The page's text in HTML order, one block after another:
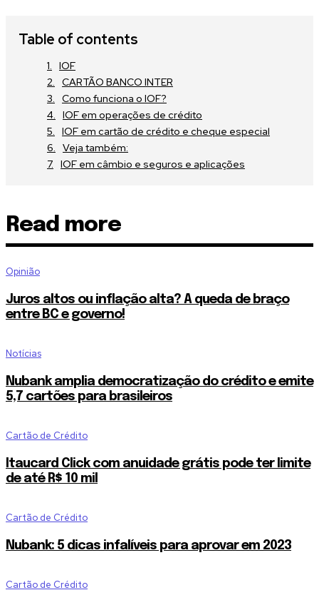
Table of contents
IOF
CARTÃO BANCO INTER
Como funciona o IOF?
IOF em operações de crédito
IOF em cartão de crédito e cheque especial
Veja também:
IOF em câmbio e seguros e aplicações
Read more
Opinião
Juros altos ou inflação alta? A queda de braço
entre BC e governo!
Notícias
Nubank amplia democratização do crédito e emite
5,7 cartões para brasileiros
Cartão de Crédito
Itaucard Click com anuidade grátis pode ter limite
de até R$ 10 mil
Cartão de Crédito
Nubank: 5 dicas infalíveis para aprovar em 2023
Cartão de Crédito